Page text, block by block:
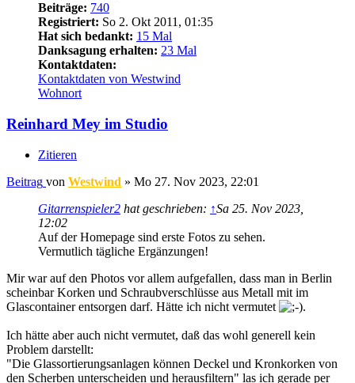
Beiträge: 740
Registriert: So 2. Okt 2011, 01:35
Hat sich bedankt: 15 Mal
Danksagung erhalten: 23 Mal
Kontaktdaten:
Kontaktdaten von Westwind
Wohnort
Reinhard Mey im Studio
Zitieren
Beitrag von Westwind » Mo 27. Nov 2023, 22:01
Gitarrenspieler2 hat geschrieben: ↑Sa 25. Nov 2023,
12:02
Auf der Homepage sind erste Fotos zu sehen.
Vermutlich tägliche Ergänzungen!
Mir war auf den Photos vor allem aufgefallen, dass man in Berlin
scheinbar Korken und Schraubverschlüsse aus Metall mit im
Glascontainer entsorgen darf. Hätte ich nicht vermutet
.
Ich hätte aber auch nicht vermutet, daß das wohl generell kein
Problem darstellt:
"Die Glassortierungsanlagen können Deckel und Kronkorken von
den Scherben unterscheiden und herausfiltern" las ich gerade per